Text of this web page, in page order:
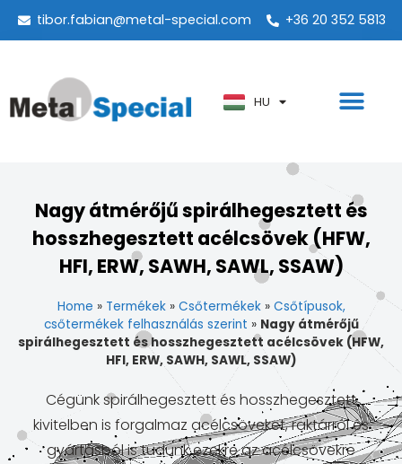
tibor.fabian@metal-special.com +36 20 352 5813
HU
PT
AR
Nagy átmérőjű spirálhegesztett és
hosszhegesztett acélcsövek (HFW,
HFI, ERW, SAWH, SAWL, SSAW)
Home » Termékek» Csőtermékek» Csőtípusok,
csőtermékek felhasználás szerint » Nagy átmérőjű
spirálhegesztett és hosszhegesztett acélcsövek (HFW,
HFI, ERW, SAWH, SAWL, SSAW)
Cégünk spirálhegesztett és hosszhegesztett
kivitelben is forgalmaz acélcsöveket, raktárról és
gyártásból is tudunk ezekre az acélcsövekre